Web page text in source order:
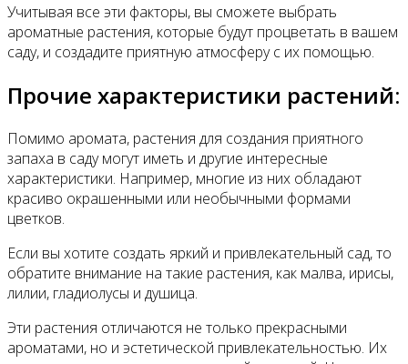
Учитывая все эти факторы, вы сможете выбрать
ароматные растения, которые будут процветать в вашем
саду, и создадите приятную атмосферу с их помощью.
Прочие характеристики растений:
Помимо аромата, растения для создания приятного
запаха в саду могут иметь и другие интересные
характеристики. Например, многие из них обладают
красиво окрашенными или необычными формами
цветков.
Если вы хотите создать яркий и привлекательный сад, то
обратите внимание на такие растения, как малва, ирисы,
лилии, гладиолусы и душица.
Эти растения отличаются не только прекрасными
ароматами, но и эстетической привлекательностью. Их